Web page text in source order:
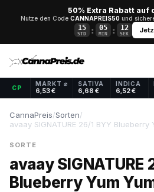
50% Extra Rabatt auf
Nutze den Code CANNAPREIS50und
15
STD : 05
MIN : 12
SEK
CP
MARKT ⌀
6,53 €
SATIVA
6,68 €
INDICA
6,52 €
CannaPreis/Sorten/
avaay SIGNATURE 26/1 BYY Blueberry
SORTE
avaay SIGNATURE
Blueberry Yum